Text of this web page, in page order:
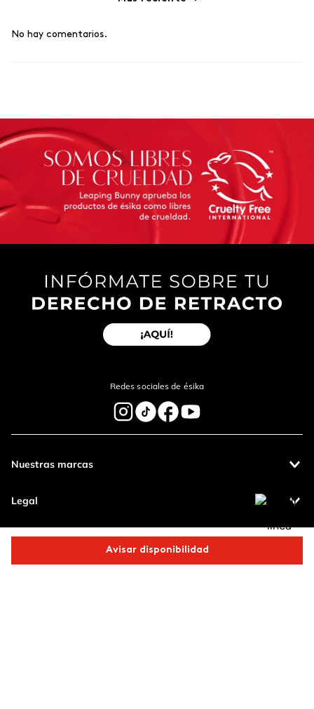
Avisar disponibilidad
No hay comentarios.
Redes sociales de ésika
Nuestras marcas
Legal
Contáctanos